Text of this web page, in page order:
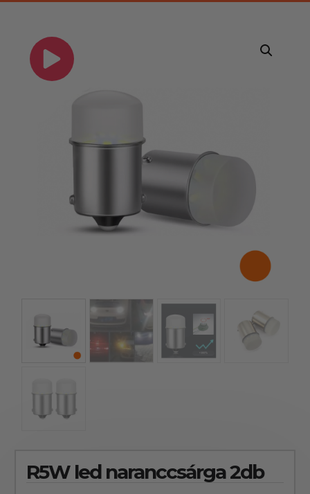
Gyors rendelésfeldolgozással segítünk, hogy hamar
R5W led naranccsárga 2db